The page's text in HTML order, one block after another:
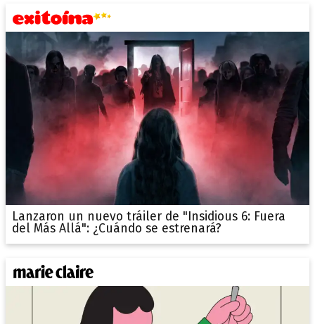
Lanzaron un nuevo tráiler de "Insidious 6: Fuera
del Más Allá": ¿Cuándo se estrenará?